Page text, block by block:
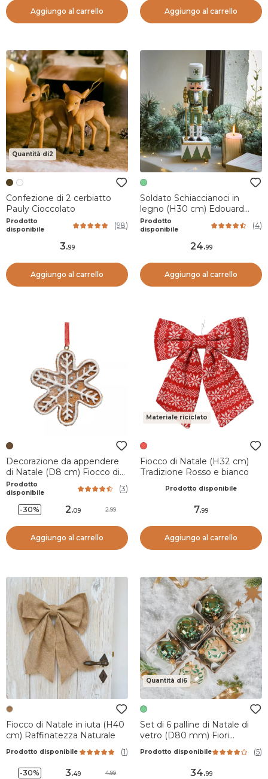
Aggiungo al carrello Aggiungo al carrello
Quantità di2
Confezione di 2 cerbiatto
Pauly Cioccolato
Prodotto
disponibile
(98)
3.99
Aggiungo al carrello
Soldato Schiaccianoci in
legno (H30 cm) Edouard
Imperiale Verde e bianco
Prodotto
disponibile
(4)
24.99
Aggiungo al carrello
Decorazione da appendere
di Natale (D8 cm) Fiocco di
neve in biscotto
Prodotto
disponibile
(3)
-30% 2.09 2.99
Aggiungo al carrello
Materiale riciclato
Fiocco di Natale (H32 cm)
Tradizione Rosso e bianco
Prodotto disponibile
7.99
Aggiungo al carrello
Fiocco di Natale in iuta (H40
cm) Raffinatezza Naturale
Prodotto disponibile (1)
-30% 3.49 4.99
Quantità di6
Set di 6 palline di Natale di
vetro (D80 mm) Fiori
Prodotto disponibile (5)
34.99